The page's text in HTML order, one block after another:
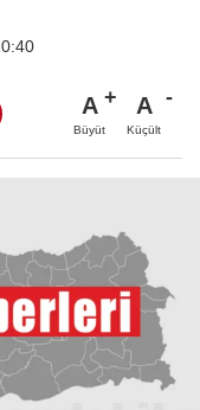
A
Büyüt
A
Küçült